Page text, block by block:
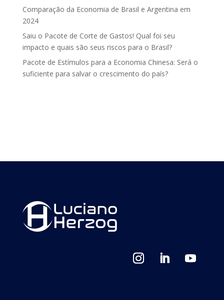
Comparação da Economia de Brasil e Argentina em
2024
Saiu o Pacote de Corte de Gastos! Qual foi seu
impacto e quais são seus riscos para o Brasil?
Pacote de Estímulos para a Economia Chinesa: Será o
suficiente para salvar o crescimento do país?